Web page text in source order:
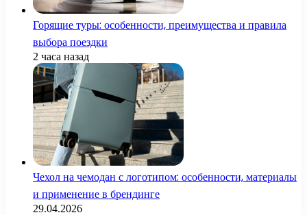
Горящие туры: особенности, преимущества и правила
выбора поездки
2 часа назад
Чехол на чемодан с логотипом: особенности, материалы
и применение в брендинге
29.04.2026